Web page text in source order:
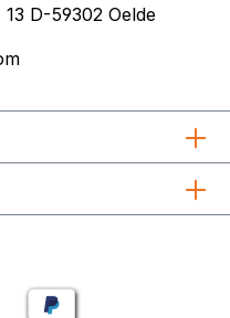
D-59302 Oelde